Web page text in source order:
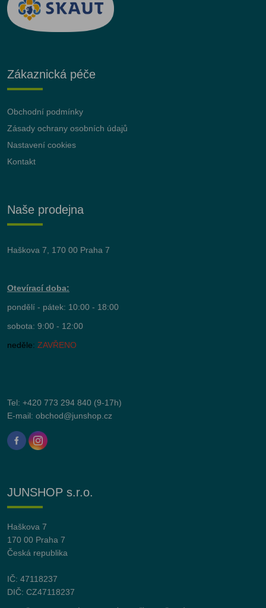
Zákaznická péče
Obchodní podmínky
Zásady ochrany osobních údajů
Nastavení cookies
Kontakt
Naše prodejna
Haškova 7, 170 00 Praha 7
Otevírací doba:
pondělí - pátek: 10:00 - 18:00
sobota: 9:00 - 12:00
neděle: ZAVŘENO
Tel: +420 773 294 840 (9-17h)
E-mail: obchod@junshop.cz
JUNSHOP s.r.o.
Haškova 7
170 00 Praha 7
Česká republika
IČ: 47118237
DIČ: CZ47118237